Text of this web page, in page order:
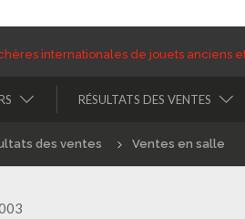
RÉSULTATS DES VENTES
des ventes Ventes en salle